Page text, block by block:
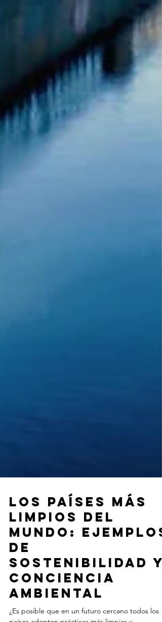
Los Países Más
Limpios del
Mundo: Ejemplos
de
Sostenibilidad y
Conciencia
Ambiental